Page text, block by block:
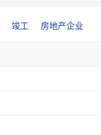
竣工 房地产企业